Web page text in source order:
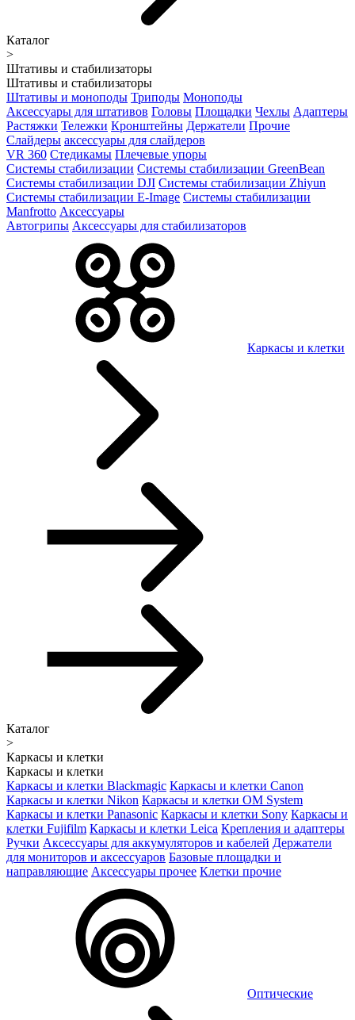
Каталог
>
Штативы и стабилизаторы
Штативы и стабилизаторы
Штативы и моноподы Триподы Моноподы
Аксессуары для штативов Головы Площадки Чехлы Адаптеры
Растяжки Тележки Кронштейны Держатели Прочие
Слайдеры аксессуары для слайдеров
VR 360 Стедикамы Плечевые упоры
Системы стабилизации Системы стабилизации GreenBean
Системы стабилизации DJI Системы стабилизации Zhiyun
Системы стабилизации E-Image Системы стабилизации
Manfrotto Аксессуары
Автогрипы Аксессуары для стабилизаторов
Каркасы и клетки
Каталог
>
Каркасы и клетки
Каркасы и клетки
Каркасы и клетки Blackmagic Каркасы и клетки Canon
Каркасы и клетки Nikon Каркасы и клетки OM System
Каркасы и клетки Panasonic Каркасы и клетки Sony Каркасы и
клетки Fujifilm Каркасы и клетки Leica Крепления и адаптеры
Ручки Аксессуары для аккумуляторов и кабелей Держатели
для мониторов и аксессуаров Базовые площадки и
направляющие Аксессуары прочее Клетки прочие
Оптические